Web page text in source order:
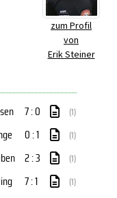
zum Profil
von
Erik Steiner
7 : 0 (1)
0 : 1 (1)
2 : 3 (1)
7 : 1 (1)